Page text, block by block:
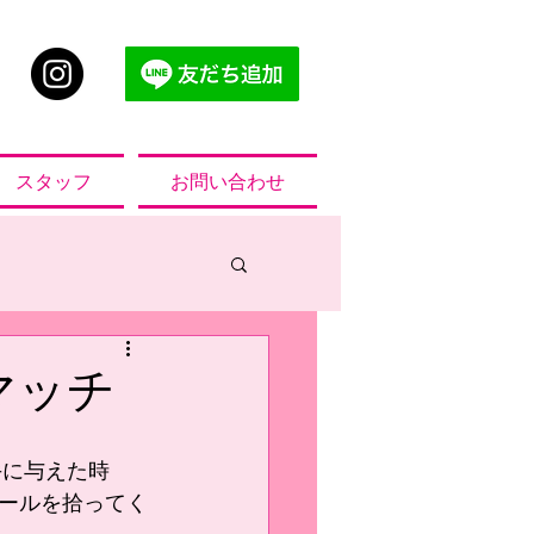
スタッフ お問い合わせ
ッチ
与えた時
ルを拾ってく